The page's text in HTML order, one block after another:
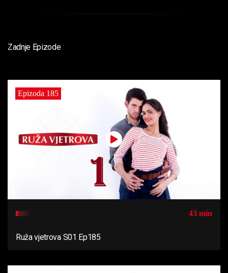
Zadnje Epizode
Epizoda 185
43 min
Ruža vjetrova S01 Ep185